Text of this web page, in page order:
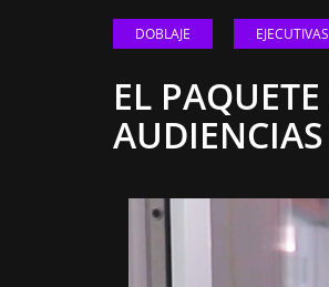
DOBLAJE EJECUTIVAS
EL PAQUETE
AUDIENCIAS